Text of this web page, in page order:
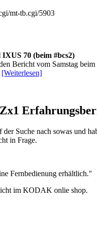
mt-tb.cgi/5903
70 (beim #bcs2)
Bericht vom Samstag
[Weiterlesen]
Suche nach sowas und
in Frage.
Fernbedienung erhältlich."
im KODAK onlie shop.